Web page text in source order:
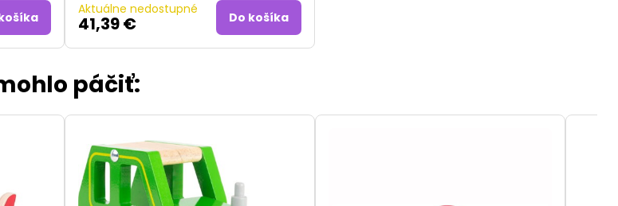
Aktuálne nedostupné
41,39 € Do košíka
páčiť: